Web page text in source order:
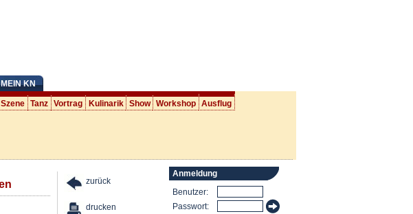
MEIN KN
Szene Tanz Vortrag Kulinarik Show Workshop Ausflug
zurück
drucken
Anmeldung
Benutzer:
Passwort: